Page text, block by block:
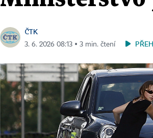
ČTK
3. 6. 2026 08:13 ▪ 3 min. čtení